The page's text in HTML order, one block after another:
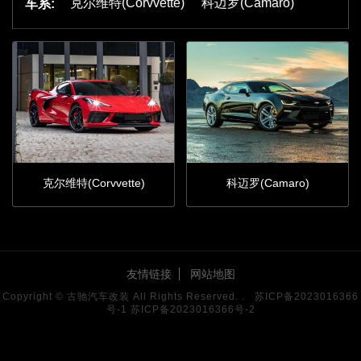
车系: 克尔维特(Corvvette) 科迈罗(Camaro)
克尔维特(Corvvette) 科迈罗(Camaro)
友情链接
古驰官网
网站地图
Copyright © 古驰汽车改装 All Rights Reserved. .
苏ICP备2023016366
号-1 苏ICP备2023016366号-2